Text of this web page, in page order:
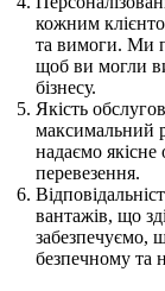
кожним
та вимоги. Ми
щоб ви могли
бізнесу.
Якість
максимальний
надаємо
перевезення.
вантажів, що
забезпечуємо,
безпечному та